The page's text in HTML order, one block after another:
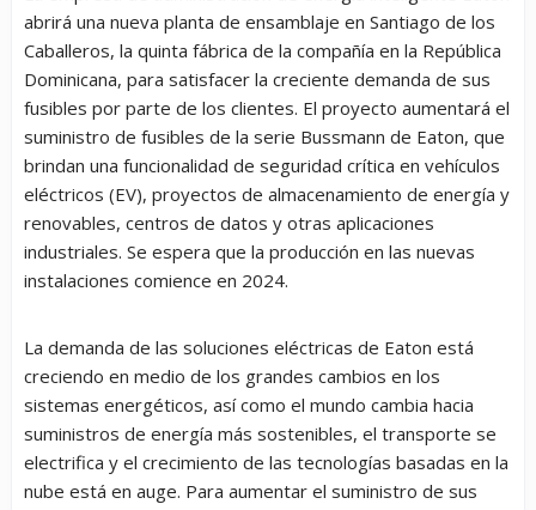
abrirá una nueva planta de ensamblaje en Santiago de los
Caballeros, la quinta fábrica de la compañía en la República
Dominicana, para satisfacer la creciente demanda de sus
fusibles por parte de los clientes. El proyecto aumentará el
suministro de fusibles de la serie Bussmann de Eaton, que
brindan una funcionalidad de seguridad crítica en vehículos
eléctricos (EV), proyectos de almacenamiento de energía y
renovables, centros de datos y otras aplicaciones
industriales. Se espera que la producción en las nuevas
instalaciones comience en 2024.
La demanda de las soluciones eléctricas de Eaton está
creciendo en medio de los grandes cambios en los
sistemas energéticos, así como el mundo cambia hacia
suministros de energía más sostenibles, el transporte se
electrifica y el crecimiento de las tecnologías basadas en la
nube está en auge. Para aumentar el suministro de sus